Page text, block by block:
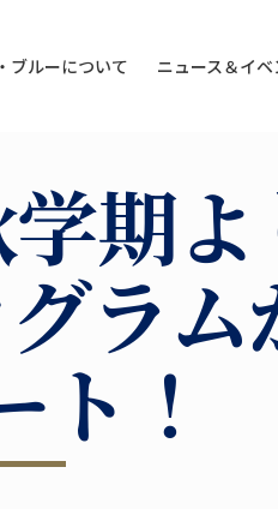
ブルーについて ニュース＆イ
期
ラム
ト！